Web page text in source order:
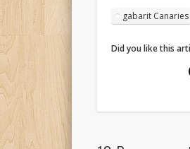
gabarit Canaries
Did you like this